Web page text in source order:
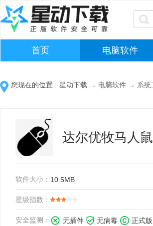
首页 电脑软件
您现在的位置 : 星动下载 → 电脑软件 → 系统
达尔优牧马人
软件大小： 10.5MB
星级指数：
安全监测： 无插件 无病毒 正式版